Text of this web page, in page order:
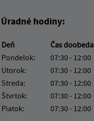
Úradné hodiny:
Deň Čas doobeda
Pondelok:
07:30 - 12:00
Utorok:
07:30 - 12:00
Streda:
07:30 - 12:00
Štvrtok:
07:30 - 12:00
Piatok:
07:30 - 12:00